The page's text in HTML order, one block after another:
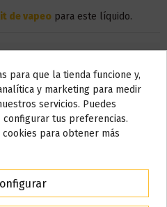
de vapeopara este líquido.
Do not show again.
unos días
descuento
para que la tienda funcione y,
y marketing para medir
servicios. Puedes
tus preferencias.
para obtener más